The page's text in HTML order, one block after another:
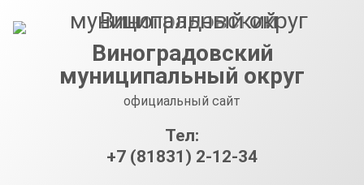
Виноградовский
муниципальный округ
официальный сайт
Тел:
+7 (81831) 2-12-34